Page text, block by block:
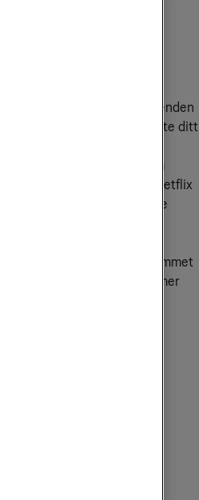
Om ni är flera personer i
av en högre hastighet.
för att mejla, göra bankärenden
sociala medier är troligen inte ditt
så stort. Men om du
spela spel online eller titta
till exempel Youtube, Netflix
vi ett snabbare
samtidigt?
andra smarta prylar i hemmet
och då krävs också mer